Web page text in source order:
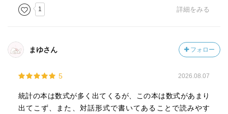
1 詳細をみる
まゆさん フォロー
5 2026.08.07
統計の本は数式が多く出てくるが、この本は数式があまり
出てこず、また、対話形式で書いてあることで読みやす